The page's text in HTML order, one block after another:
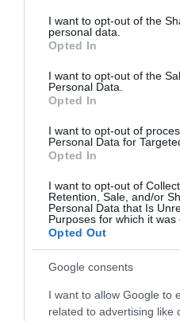
not limited to your visit or
grant or deny consent to
use your data for below
consent section.
I want to opt-out of the
personal data.
Opted In
I want to opt-out of the
Personal Data.
Opted In
I want to opt-out of
Personal Data for
Opted In
I want to opt-out of
Retention, Sale, and/or
Personal Data that Is
Purposes for which it was
Opted Out
Google consents
I want to allow Google to
related to advertising like
προκαταβολές
08.08.2026 | 18:00
Σε πελάγη ευτυχίας
αντιδήμαρχος στην
για τρίτη φορά παππούς!
08.08.2026 | 17:40
Ευρυδίκη Βαλαβάνη: Οι
οικογενειακές διακοπές
Εύβοια! Δείτε σε ποια
08.08.2026 | 17:20
«Κόκκινος» συναγερμός
Εύβοια: Red Code αύριο
Αυξημένη ετοιμότητα
08.08.2026 | 17:00
Εύβοια: Η μαύρη
επέτειος της
καταστροφικής
πυρκαγιάς – Το
χρονικό της τραγωδίας